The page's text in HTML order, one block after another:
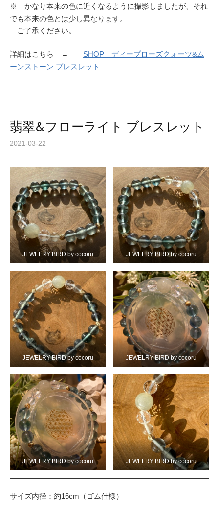
※ かなり本来の色に近くなるように撮影しましたが、それ
でも本来の色とは少し異なります。
ご了承ください。
詳細はこちら → SHOP ディープローズクォーツ&ム
ーンストーン ブレスレット
翡翠&フローライト ブレスレット
2021-03-22
JEWELRY BIRD by cocoru JEWELRY BIRD by cocoru
JEWELRY BIRD by cocoru JEWELRY BIRD by cocoru
JEWELRY BIRD by cocoru JEWELRY BIRD by cocoru
サイズ内径：約16cm（ゴム仕様）